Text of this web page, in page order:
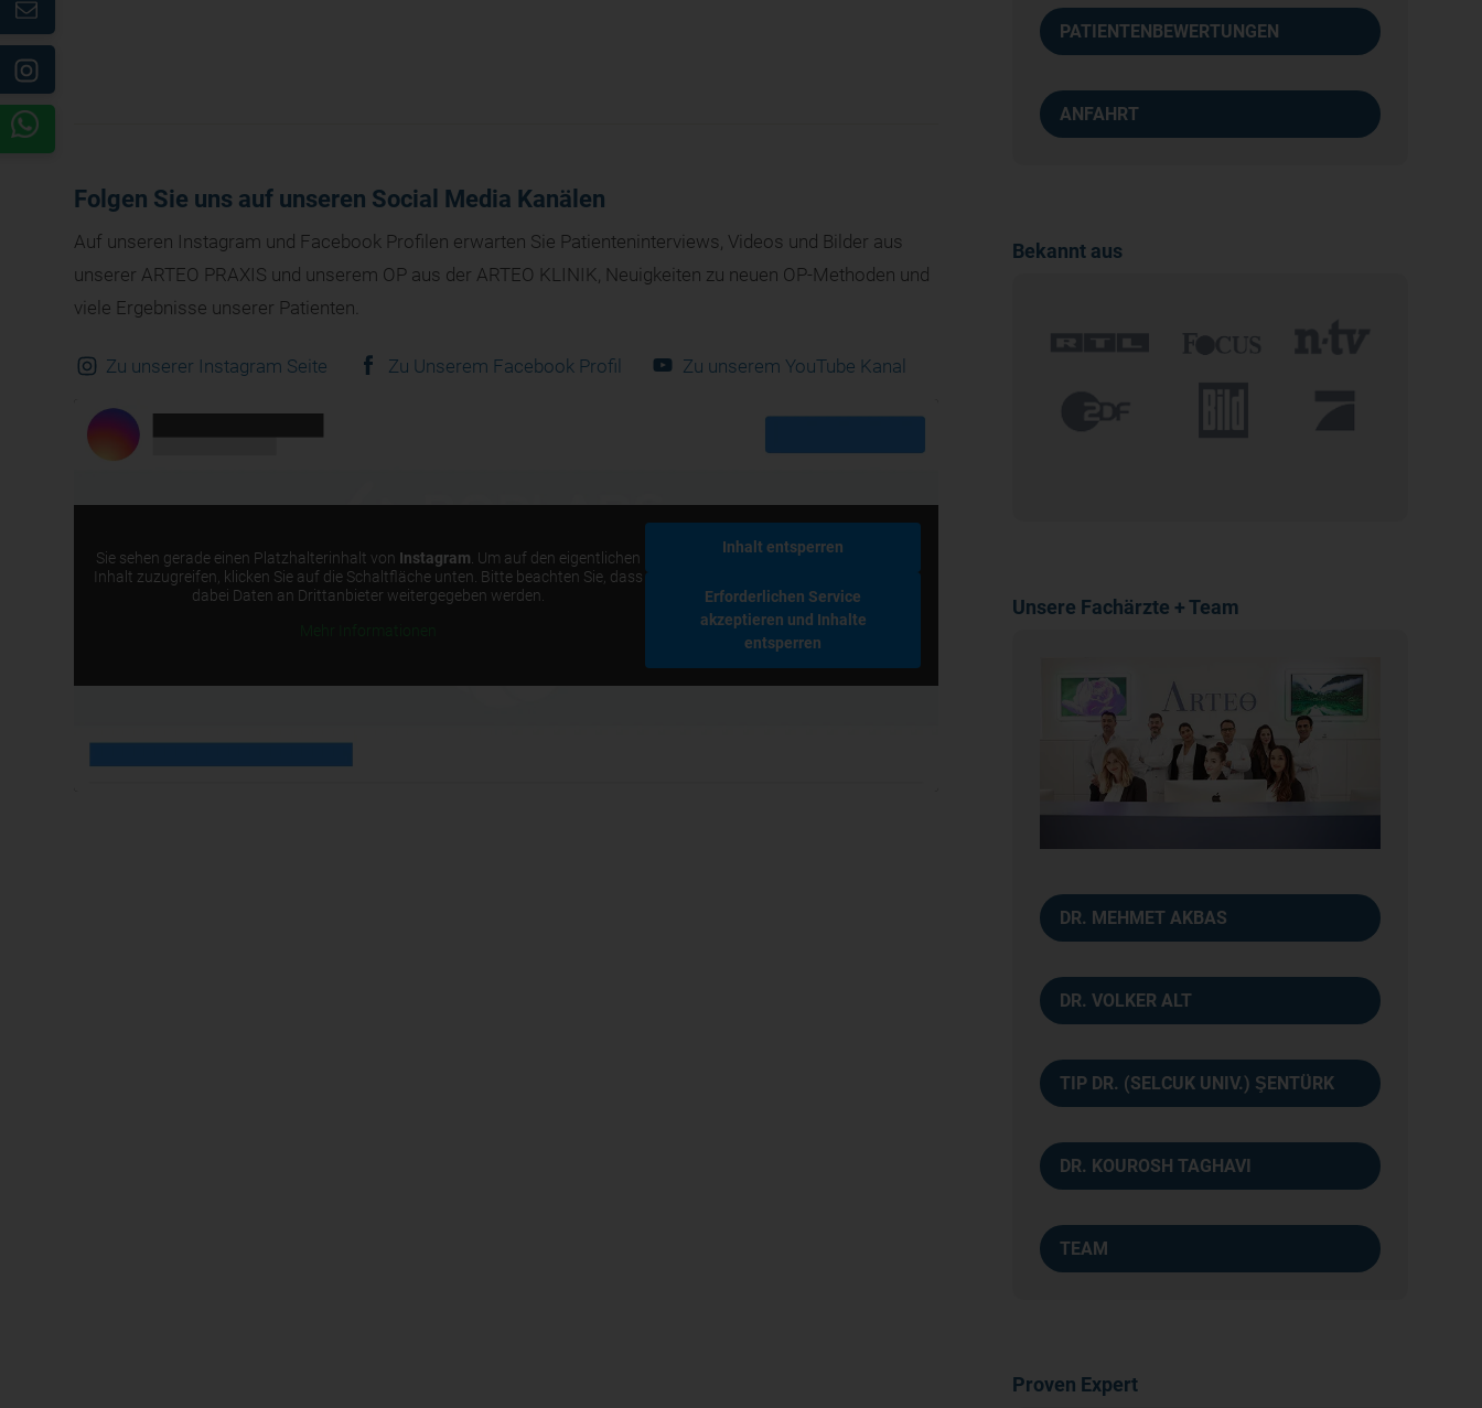
Folgen Sie uns auf unseren Social Media Kanälen
Auf unseren Instagram und Facebook Profilen erwarten Sie Patienteninterviews, Videos und Bilder aus
unserer ARTEO PRAXIS und unserem OP aus der ARTEO KLINIK, Neuigkeiten zu neuen OP-Methoden und
viele Ergebnisse unserer Patienten.
Zu unserer Instagram Seite Zu Unserem Facebook Profil Zu unserem YouTube Kanal
Sie sehen gerade einen Platzhalterinhalt von Instagram. Um auf den eigentlichen
Inhalt zuzugreifen, klicken Sie auf die Schaltfläche unten. Bitte beachten Sie, dass
dabei Daten an Drittanbieter weitergegeben werden.
Inhalt entsperren
Erforderlichen Service
akzeptieren und Inhalte
entsperren
PATIENTENBEWERTUNGEN
ANFAHRT
Bekannt aus
Unsere Fachärzte + Team
DR. MEHMET AKBAS
DR. VOLKER ALT
TIP DR. (SELCUK UNIV.) ŞENTÜRK
DR. KOUROSH TAGHAVI
TEAM
Proven Expert